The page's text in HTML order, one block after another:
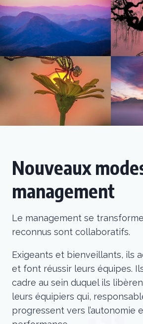
Nouveaux
management
Le management se
reconnus sont collaboratifs.
Exigeants et bienveillants, ils
et font réussir leurs équipes.
cadre au sein duquel ils
leurs équipiers qui,
progressent vers l’autonomie